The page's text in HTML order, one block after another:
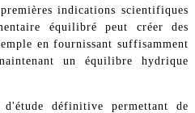
indications scientifiques
équilibré peut créer des
en fournissant suffisamment
un équilibre hydrique
définitive permettant de